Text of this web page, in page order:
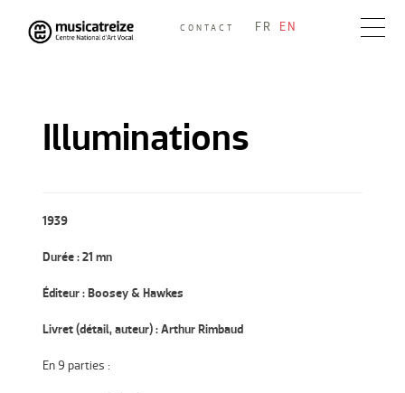
Skip
to
CONTACT FR EN
Illuminations
1939
Durée : 21 mn
Éditeur : Boosey & Hawkes
Livret (détail, auteur) : Arthur Rimbaud
En 9 parties :